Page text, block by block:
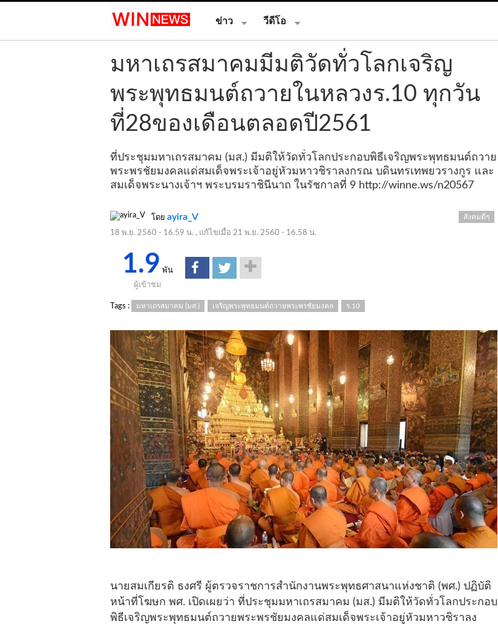
ข่าว วีดีโอ
มหาเถรสมาคมมีมติวัดทั่วโลกเจริญ
พระพุทธมนต์ถวายในหลวงร.10 ทุกวัน
ที่28ของเดือนตลอดปี2561
ที่ประชุมมหาเถรสมาคม (มส.) มีมติให้วัดทั่วโลกประกอบพิธีเจริญพระพุทธมนต์ถวาย
พระพรชัยมงคลแด่สมเด็จพระเจ้าอยู่หัวมหาวชิราลงกรณ บดินทรเทพยวรางกูร และ
สมเด็จพระนางเจ้าฯ พระบรมราชินีนาถ ในรัชกาลที่ 9 http://winne.ws/n20567
โดย ayira_V
18 พ.ย. 2560 - 16.59 น. , แก้ไขเมื่อ 21 พ.ย. 2560 - 16.58 น.
สังคมดีๆ
1.9 พัน
ผู้เข้าชม
Tags : มหาเถรสมาคม (มส.) เจริญพระพุทธมนต์ถวายพระพรชัยมงคล ร.10
นายสมเกียรติ ธงศรี ผู้ตรวจราชการสำนักงานพระพุทธศาสนาแห่งชาติ (พศ.) ปฏิบัติ
หน้าที่โฆษก พศ. เปิดเผยว่า ที่ประชุมมหาเถรสมาคม (มส.) มีมติให้วัดทั่วโลกประกอบ
พิธีเจริญพระพุทธมนต์ถวายพระพรชัยมงคลแด่สมเด็จพระเจ้าอยู่หัวมหาวชิราลง